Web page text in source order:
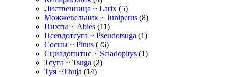
Лиственница ~ Larix (5)
Можжевельник ~ Juniperus (8)
Пихты ~ Abies (11)
Псевдотсуга ~ Pseudotsuga (1)
Сосны ~ Pinus (26)
Сциадопитис ~ Sciadopitys (1)
Тсуга ~ Tsuga (2)
Туя ~Thuja (14)